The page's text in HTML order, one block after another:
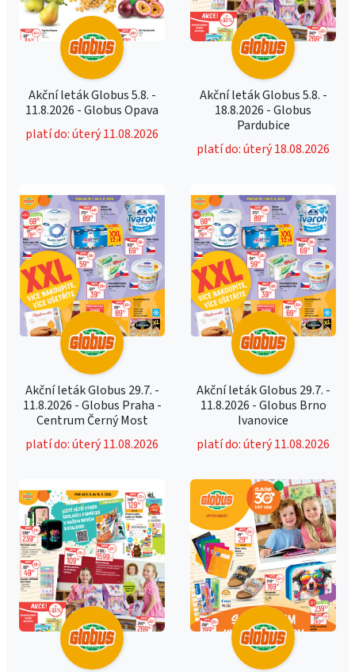
Akční leták Globus 5.8. -
11.8.2026 - Globus Opava
platí do: úterý 11.08.2026
Akční leták Globus 5.8. -
18.8.2026 - Globus
Pardubice
platí do: úterý 18.08.2026
Akční leták Globus 29.7. -
11.8.2026 - Globus Praha -
Centrum Černý Most
platí do: úterý 11.08.2026
Akční leták Globus 29.7. -
11.8.2026 - Globus Brno
Ivanovice
platí do: úterý 11.08.2026